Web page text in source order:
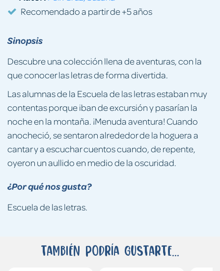
Sinopsis
Descubre una colección llena de aventuras, con la
que conocer las letras de forma divertida.
Las alumnas de la Escuela de las letras estaban muy
contentas porque iban de excursión y pasarían la
noche en la montaña. ¡Menuda aventura! Cuando
anocheció, se sentaron alrededor de la hoguera a
cantar y a escuchar cuentos cuando, de repente,
oyeron un aullido en medio de la oscuridad.
¿Por qué nos gusta?
Escuela de las letras.
Recomendado a partir de +5 años
También podría gustarte...